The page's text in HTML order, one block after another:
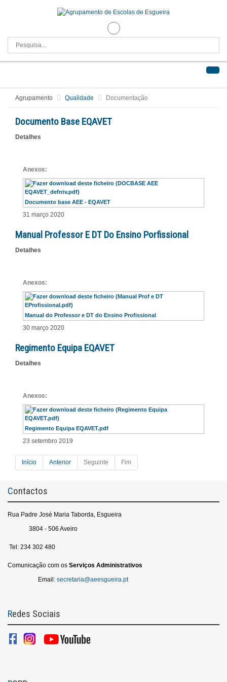
Agrupamento Qualidade Documentação
Documento Base EQAVET
Detalhes
Anexos:
Documento base AEE - EQAVET
31 março 2020
Manual Professor E DT Do Ensino Porfissional
Detalhes
Anexos:
Manual do Professor e DT do Ensino Profissional
30 março 2020
Regimento Equipa EQAVET
Detalhes
Anexos:
Regimento Equipa EQAVET.pdf
23 setembro 2019
Início Anterior Seguinte Fim
Contactos
Rua Padre José Maria Taborda, Esgueira
3804 - 506 Aveiro
Tel: 234 302 480
Comunicação com os Serviços Administrativos
Email: secretaria@aeesgueira.pt
Redes Sociais